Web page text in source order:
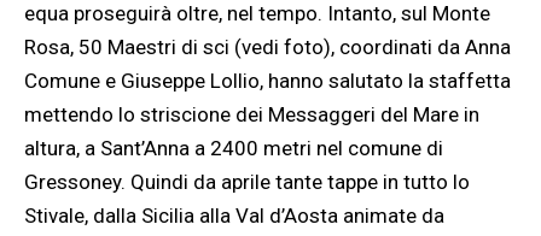
equa proseguirà oltre, nel tempo. Intanto, sul Monte
Rosa, 50 Maestri di sci (vedi foto), coordinati da Anna
Comune e Giuseppe Lollio, hanno salutato la staffetta
mettendo lo striscione dei Messaggeri del Mare in
altura, a Sant’Anna a 2400 metri nel comune di
Gressoney. Quindi da aprile tante tappe in tutto lo
Stivale, dalla Sicilia alla Val d’Aosta animate da